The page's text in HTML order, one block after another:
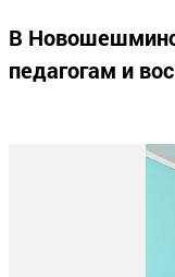
В
педагогам и